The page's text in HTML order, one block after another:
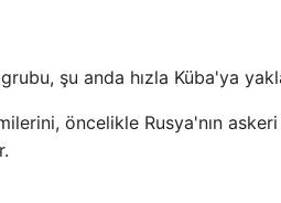
şu anda hızla Küba'ya
öncelikle Rusya'nın askeri